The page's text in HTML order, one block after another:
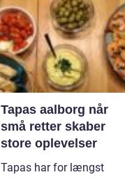
misbrugsbehandling g...
Tapas aalborg når
små retter skaber
store oplevelser
Tapas har for længst